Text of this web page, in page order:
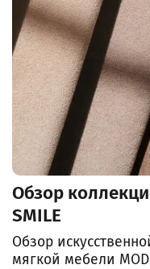
Обзор
SMILE
Обзор
мягкой мебели